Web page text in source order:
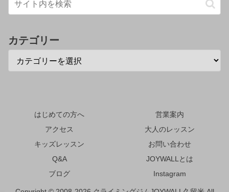
カテゴリー
はじめての方へ
営業案内
アクセス
大人のレッスン
キッズレッスン
お問い合わせ
Q&A
JOYWALLとは
ブログ
Instagram